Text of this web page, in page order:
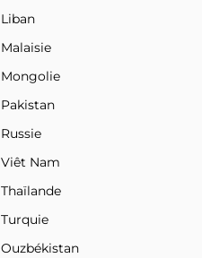
Liban
Malaisie
Mongolie
Pakistan
Russie
Viêt Nam
Thaïlande
Turquie
Ouzbékistan